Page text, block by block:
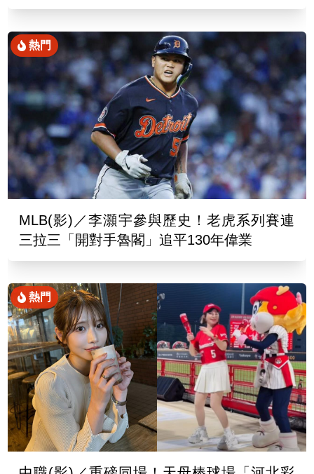
熱門
MLB(影)／李灝宇參與歷史！老虎系列賽連
三拉三「開對手魯閣」追平130年偉業
熱門